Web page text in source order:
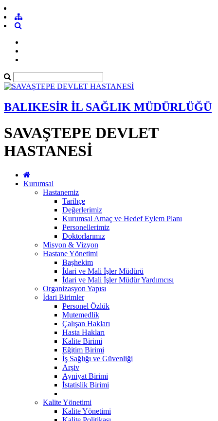
BALIKESİR İL SAĞLIK MÜDÜRLÜĞÜ
SAVAŞTEPE DEVLET
HASTANESİ
Kurumsal
Hastanemiz
Tarihçe
Değerlerimiz
Kurumsal Amaç ve Hedef Eylem Planı
Personellerimiz
Doktorlarımız
Misyon & Vizyon
Hastane Yönetimi
Başhekim
İdari ve Mali İşler Müdürü
İdari ve Mali İşler Müdür Yardımcısı
Organizasyon Yapısı
İdari Birimler
Personel Özlük
Mutemedlik
Çalışan Hakları
Hasta Hakları
Kalite Birimi
Eğitim Birimi
İş Sağlığı ve Güvenliği
Arşiv
Ayniyat Birimi
İstatislik Birimi
Kalite Yönetimi
Kalite Yönetimi